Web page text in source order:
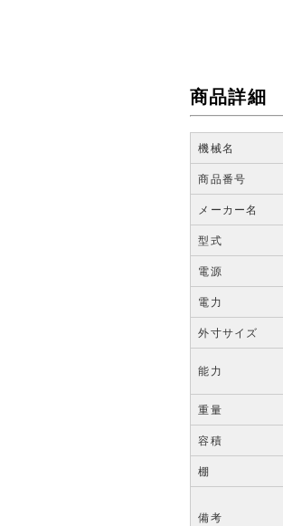
商品詳細
機械名
商品番号
メーカー名
型式
電源
電力
外寸サイズ
能力
重量
容積
棚
備考